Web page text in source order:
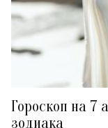
Гороскоп на 7
зодиака